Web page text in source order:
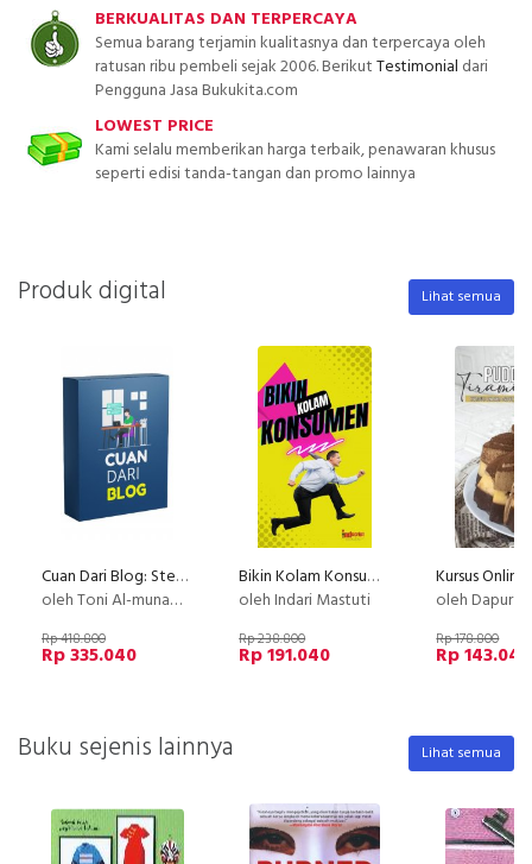
BERKUALITAS DAN TERPERCAYA
Semua barang terjamin kualitasnya dan terpercaya oleh
ratusan ribu pembeli sejak 2006. BerikutTestimonial dari
Pengguna Jasa Bukukita.com
LOWEST PRICE
Kami selalu memberikan harga terbaik, penawaran khusus
seperti edisi tanda-tangan dan promo lainnya
Produk digital Lihat semua
Cuan Dari Blog: Step by Step Membuat Blog Profesional yang Menghasilkan Cuan
oleh Toni Al-munawwar
Rp 418.800
Rp 335.040
Bikin Kolam Konsumen
oleh Indari Mastuti
Rp 238.800
Rp 191.040
oleh Dapur
Rp 178.800
Rp 143.040
Buku sejenis lainnya Lihat semua